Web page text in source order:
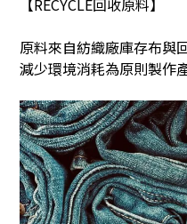
【 RECYCLE回收原料】
原料來自紡織廠庫存布與
減少環境消耗為原則製作